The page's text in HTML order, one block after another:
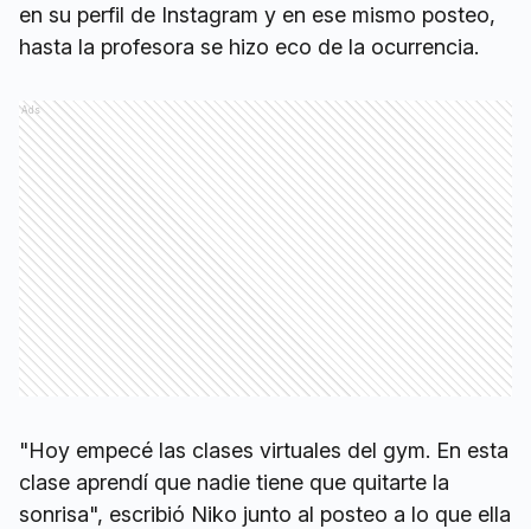
en su perfil de Instagram y en ese mismo posteo,
hasta la profesora se hizo eco de la ocurrencia.
Ads
"Hoy empecé las clases virtuales del gym. En esta
clase aprendí que nadie tiene que quitarte la
sonrisa", escribió Niko junto al posteo a lo que ella